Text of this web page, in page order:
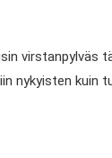
nykyisten